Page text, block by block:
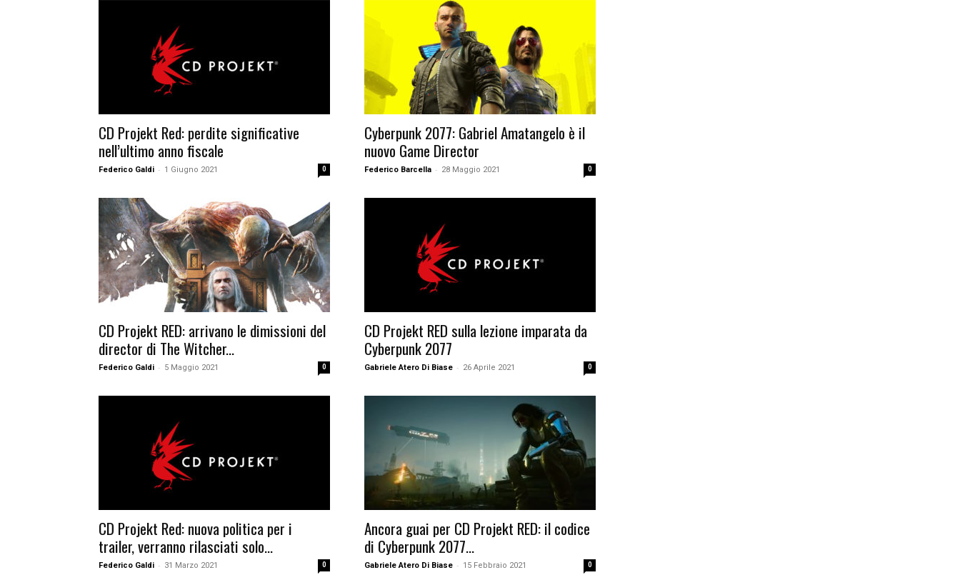
CD Projekt Red: perdite significative
nell’ultimo anno fiscale
Federico Galdi - 1 Giugno 2021 0
Cyberpunk 2077: Gabriel Amatangelo è il
nuovo Game Director
Federico Barcella - 28 Maggio 2021 0
CD Projekt RED: arrivano le dimissioni del
director di The Witcher...
Federico Galdi - 5 Maggio 2021 0
CD Projekt RED sulla lezione imparata da
Cyberpunk 2077
Gabriele Atero Di Biase - 26 Aprile 2021 0
CD Projekt Red: nuova politica per i
trailer, verranno rilasciati solo...
Federico Galdi - 31 Marzo 2021 0
Ancora guai per CD Projekt RED: il codice
di Cyberpunk 2077...
Gabriele Atero Di Biase - 15 Febbraio 2021 0